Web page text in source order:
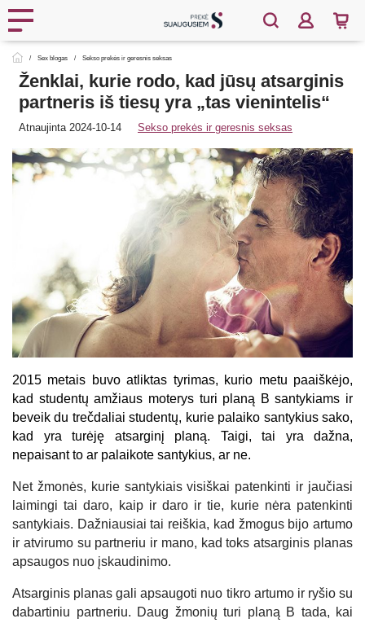
Sex blogas Sekso prekės ir geresnis seksas
Ženklai, kurie rodo, kad jūsų atsarginis
partneris iš tiesų yra „tas vienintelis“
Atnaujinta 2024-10-14 Sekso prekės ir geresnis seksas
2015 metais buvo atliktas tyrimas, kurio metu paaiškėjo,
kad studentų amžiaus moterys turi planą B santykiams ir
beveik du trečdaliai studentų, kurie palaiko santykius sako,
kad yra turėję atsarginį planą. Taigi, tai yra dažna,
nepaisant to ar palaikote santykius, ar ne.
Net žmonės, kurie santykiais visiškai patenkinti ir jaučiasi
laimingi tai daro, kaip ir daro ir tie, kurie nėra patenkinti
santykiais. Dažniausiai tai reiškia, kad žmogus bijo artumo
ir atvirumo su partneriu ir mano, kad toks atsarginis planas
apsaugos nuo įskaudinimo.
Atsarginis planas gali apsaugoti nuo tikro artumo ir ryšio su
dabartiniu partneriu. Daug žmonių turi planą B tada, kai